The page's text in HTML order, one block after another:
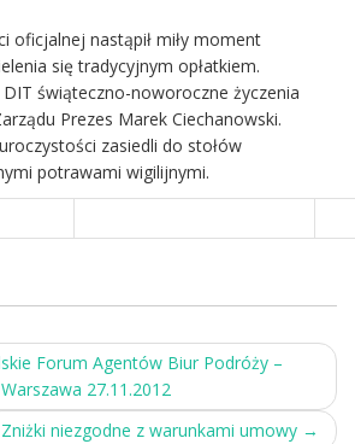
oficjalnej nastąpił miły moment
się tradycyjnym opłatkiem.
świąteczno-noworoczne życzenia
Prezes Marek Ciechanowski.
zasiedli do stołów
potrawami wigilijnymi.
Forum Agentów Biur Podróży –
Warszawa 27.11.2012
Zniżki niezgodne z warunkami umowy →